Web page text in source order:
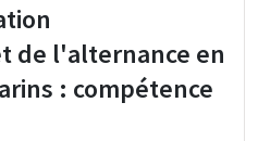
de l'alternance en
: compétence